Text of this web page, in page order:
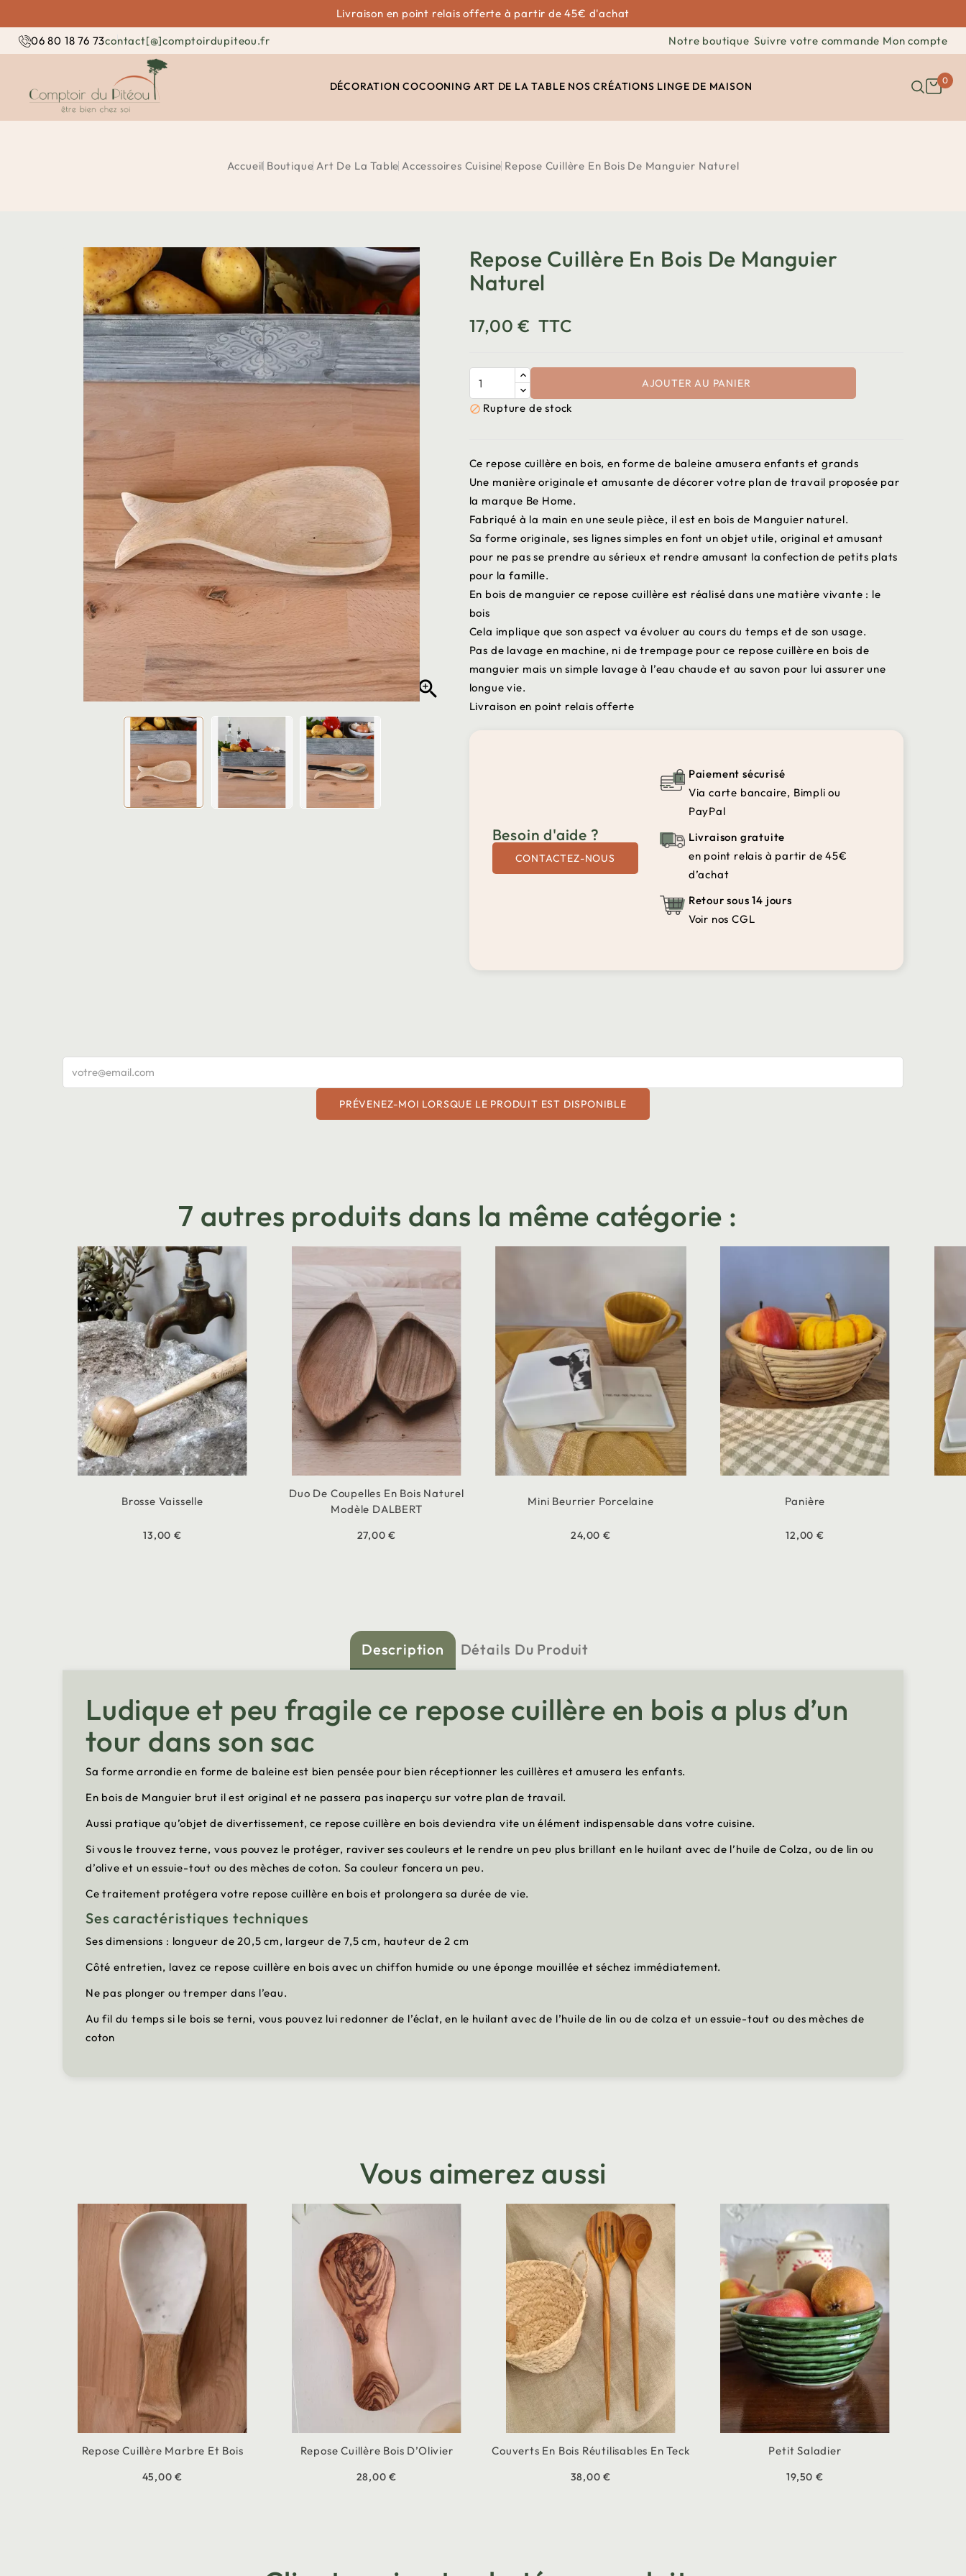
Livraison en point relais offerte à partir de 45€ d'achat
06 80 18 76 73contact[@]comptoirdupiteou.fr Notre boutique Suivre votre commande Mon compte
DÉCORATION COCOONING ART DE LA TABLE NOS CRÉATIONS LINGE DE MAISON 0
Accueil Boutique Art De La Table Accessoires Cuisine Repose Cuillère En Bois De Manguier Naturel

Repose Cuillère En Bois De Manguier
Naturel
17,00 € TTC
AJOUTER AU PANIER
 Rupture de stock
Ce repose cuillère en bois, en forme de baleine amusera enfants et grands
Une manière originale et amusante de décorer votre plan de travail proposée par
la marque Be Home.
Fabriqué à la main en une seule pièce, il est en bois de Manguier naturel.
Sa forme originale, ses lignes simples en font un objet utile, original et amusant
pour ne pas se prendre au sérieux et rendre amusant la confection de petits plats
pour la famille.
En bois de manguier ce repose cuillère est réalisé dans une matière vivante : le
bois
Cela implique que son aspect va évoluer au cours du temps et de son usage.
Pas de lavage en machine, ni de trempage pour ce repose cuillère en bois de
manguier mais un simple lavage à l’eau chaude et au savon pour lui assurer une
longue vie.
Livraison en point relais offerte
Besoin d'aide ?
CONTACTEZ-NOUS
Paiement sécurisé
Via carte bancaire, Bimpli ou
PayPal
Livraison gratuite
en point relais à partir de 45€
d’achat
Retour sous 14 jours
Voir nos CGL
PRÉVENEZ-MOI LORSQUE LE PRODUIT EST DISPONIBLE
7 autres produits dans la même catégorie :
Brosse Vaisselle
13,00 €
Duo De Coupelles En Bois Naturel
Modèle DALBERT
27,00 €
Mini Beurrier Porcelaine
24,00 €
Panière
12,00 €
Description Détails Du Produit
Ludique et peu fragile ce repose cuillère en bois a plus d’un
tour dans son sac
Sa forme arrondie en forme de baleine est bien pensée pour bien réceptionner les cuillères et amusera les enfants.
En bois de Manguier brut il est original et ne passera pas inaperçu sur votre plan de travail.
Aussi pratique qu’objet de divertissement, ce repose cuillère en bois deviendra vite un élément indispensable dans votre cuisine.
Si vous le trouvez terne, vous pouvez le protéger, raviver ses couleurs et le rendre un peu plus brillant en le huilant avec de l’huile de Colza, ou de lin ou
d’olive et un essuie-tout ou des mèches de coton. Sa couleur foncera un peu.
Ce traitement protégera votre repose cuillère en bois et prolongera sa durée de vie.
Ses caractéristiques techniques
Ses dimensions : longueur de 20,5 cm, largeur de 7,5 cm, hauteur de 2 cm
Côté entretien, lavez ce repose cuillère en bois avec un chiffon humide ou une éponge mouillée et séchez immédiatement.
Ne pas plonger ou tremper dans l’eau.
Au fil du temps si le bois se terni, vous pouvez lui redonner de l’éclat, en le huilant avec de l’huile de lin ou de colza et un essuie-tout ou des mèches de
coton
Vous aimerez aussi
Repose Cuillère Marbre Et Bois
45,00 €
Repose Cuillère Bois D’Olivier
28,00 €
Couverts En Bois Réutilisables En Teck
38,00 €
Petit Saladier
19,50 €